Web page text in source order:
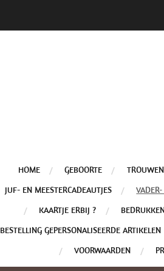
HOME GEBOORTE TROUWEN
JUF- EN MEESTERCADEAUTJES
KAARTJE ERBIJ ?
BESTELLING GEPERSONALISEERDE ARTIKELEN
VOORWAARDEN